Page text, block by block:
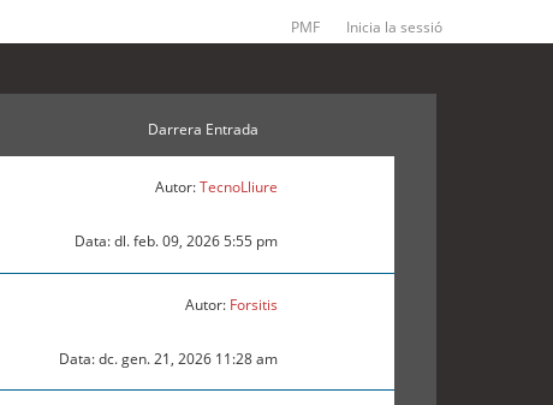
PMF Inicia la sessió
Darrera Entrada
Autor:TecnoLliure
Data: dl. feb. 09, 2026 5:55 pm
Autor: Forsitis
Data: dc. gen. 21, 2026 11:28 am